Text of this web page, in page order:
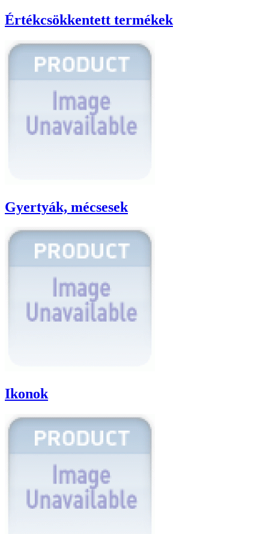
Értékcsökkentett termékek
Gyertyák, mécsesek
Ikonok